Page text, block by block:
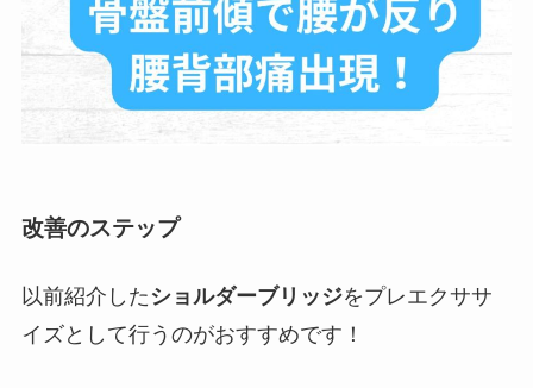
改善のステップ
以前紹介した ショルダーブリッジをプレエクササ
イズとして行うのがおすすめです！